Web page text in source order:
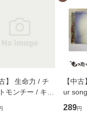
古】 生命力 / チ
モンチー / キュ
コード [CD]
ル便送料無料】
【中
ur
かり / [CD]【メール便
送料無
289円